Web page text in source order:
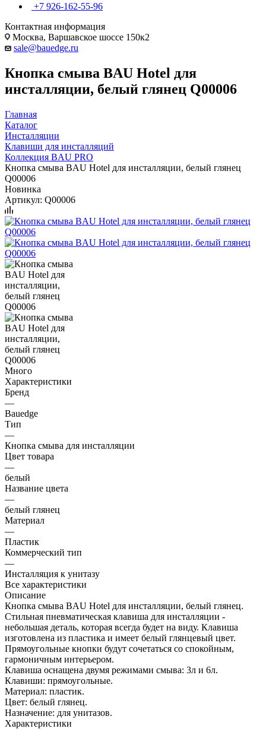
+7 926-162-55-96
Контактная информация
Москва, Варшавское шоссе 150к2
sale@bauedge.ru
Кнопка смыва BAU Hotel для
инсталляции, белый глянец Q00006
Главная
Каталог
Инсталляции
Клавиши для инсталляций
Коллекция BAU PRO
Кнопка смыва BAU Hotel для инсталляции, белый глянец
Q00006
Новинка
Артикул: Q00006
Много
Характеристики
Бренд
—
Bauedge
Тип
—
Кнопка смыва для инсталляции
Цвет товара
—
белый
Название цвета
—
белый глянец
Материал
—
Пластик
Коммерческий тип
—
Инсталляция к унитазу
Все характеристики
Описание
Кнопка смыва BAU Hotel для инсталляции, белый глянец.
Стильная пневматическая клавиша для инсталляции -
небольшая деталь, которая всегда будет на виду. Клавиша
изготовлена из пластика и имеет белый глянцевый цвет.
Прямоугольные кнопки будут сочетаться со спокойным,
гармоничным интерьером.
Клавиша оснащена двумя режимами смыва: 3л и 6л.
Клавиши: прямоугольные.
Материал: пластик.
Цвет: белый глянец.
Назначение: для унитазов.
Характеристики